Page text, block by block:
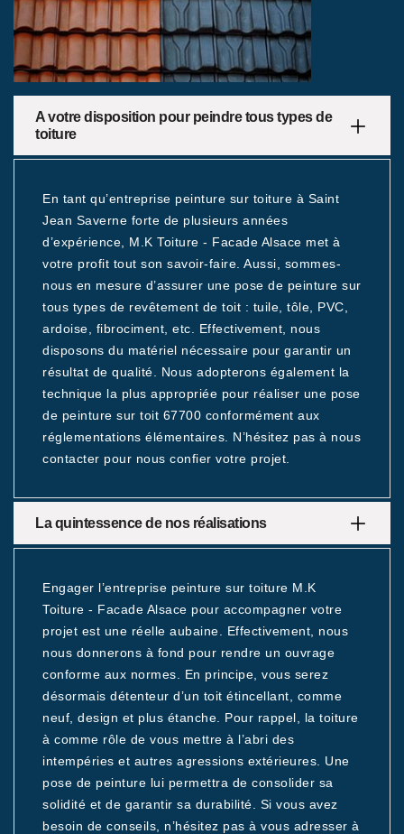
A votre disposition pour peindre tous types de
toiture
En tant qu’entreprise peinture sur toiture à Saint
Jean Saverne forte de plusieurs années
d’expérience, M.K Toiture - Facade Alsace met à
votre profit tout son savoir-faire. Aussi, sommes-
nous en mesure d’assurer une pose de peinture sur
tous types de revêtement de toit : tuile, tôle, PVC,
ardoise, fibrociment, etc. Effectivement, nous
disposons du matériel nécessaire pour garantir un
résultat de qualité. Nous adopterons également la
technique la plus appropriée pour réaliser une pose
de peinture sur toit 67700 conformément aux
réglementations élémentaires. N’hésitez pas à nous
contacter pour nous confier votre projet.
La quintessence de nos réalisations
Engager l’entreprise peinture sur toiture M.K
Toiture - Facade Alsace pour accompagner votre
projet est une réelle aubaine. Effectivement, nous
nous donnerons à fond pour rendre un ouvrage
conforme aux normes. En principe, vous serez
désormais détenteur d’un toit étincellant, comme
neuf, design et plus étanche. Pour rappel, la toiture
à comme rôle de vous mettre à l’abri des
intempéries et autres agressions extérieures. Une
pose de peinture lui permettra de consolider sa
solidité et de garantir sa durabilité. Si vous avez
besoin de conseils, n’hésitez pas à vous adresser à